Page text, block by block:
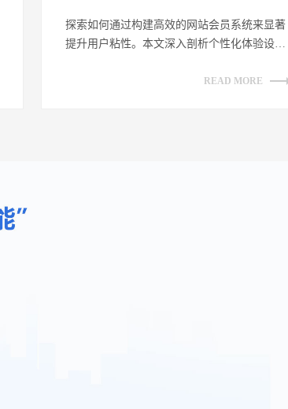
探索如何通过构建高效的网站会员系统来显著
提升用户粘性。本文深入剖析个性化体验设
READ MORE